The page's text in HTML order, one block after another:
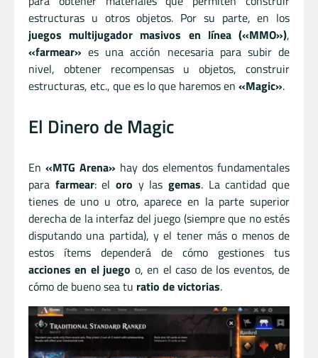
estructuras u otros objetos. Por su parte, en los
juegos multijugador masivos en línea («MMO»),
«farmear» es una acción necesaria para subir de
nivel, obtener recompensas u objetos, construir
estructuras, etc., que es lo que haremos en «Magic».
El Dinero de Magic
En «MTG Arena» hay dos elementos fundamentales
para farmear: eloro y lasgemas. La cantidad que
tienes de uno u otro, aparece en la parte superior
derecha de la interfaz del juego (siempre que no estés
disputando una partida), y el tener más o menos de
estos ítems dependerá de cómo gestiones tus
acciones en el juego o, en el caso de los eventos, de
cómo de bueno sea tu ratio de victorias.